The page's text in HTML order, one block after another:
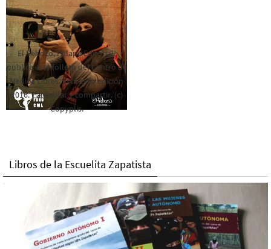
El Rebozo, Palapa Editorial,
publica este folleto del Centro de
Medios Libres. Esta es la edición
2016. Para rolar y compartir. (c)
Copyplis.
Libros de la Escuelita Zapatista